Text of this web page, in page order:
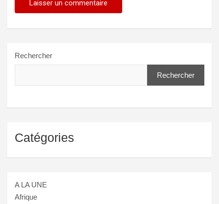
Rechercher
Rechercher
Catégories
A LA UNE
Afrique